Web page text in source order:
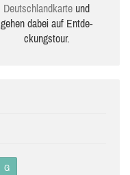
Deutsch­land­karte und
gehen dabei auf Ent­de­
ckungs­tour.
G